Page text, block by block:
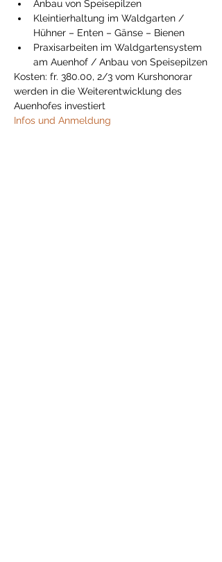
Anbau von Speisepilzen
Kleintierhaltung im Waldgarten /
Hühner – Enten – Gänse – Bienen
Praxisarbeiten im Waldgartensystem
am Auenhof / Anbau von Speisepilzen
Kosten: fr. 380.00, 2/3 vom Kurshonorar
werden in die Weiterentwicklung des
Auenhofes investiert
Infos und Anmeldung